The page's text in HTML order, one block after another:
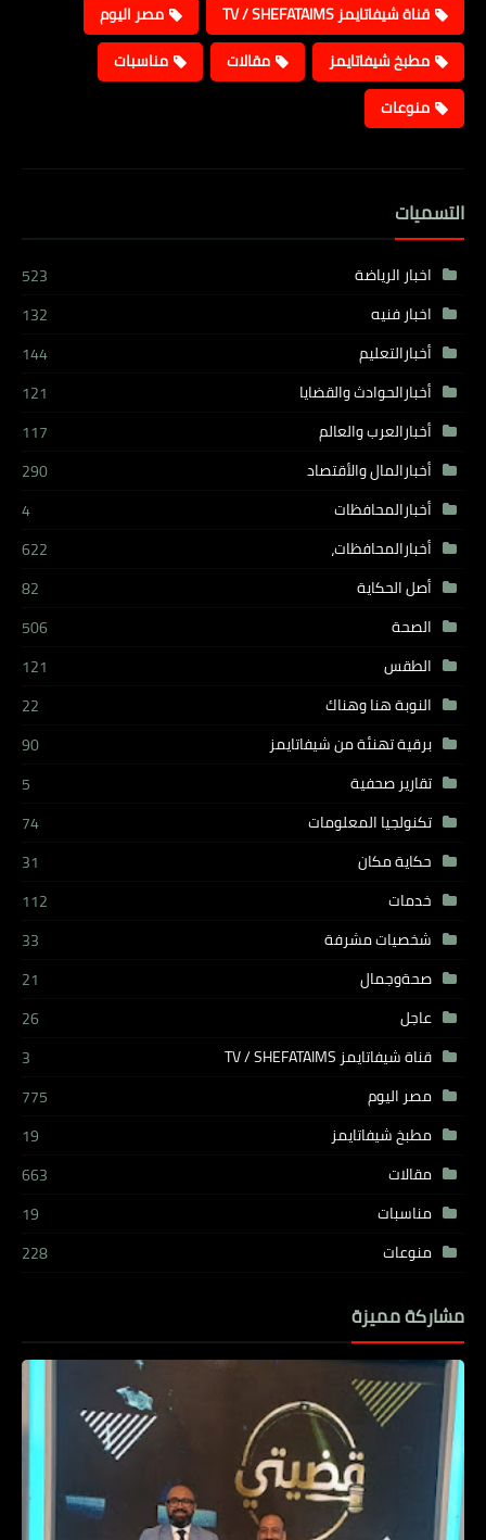
قناة شيفاتايمز TV / SHEFATAIMS
مصر اليوم
مطبخ شيفاتايمز
مقالات
مناسبات
منوعات
التسميات
اخبار الرياضة
523
اخبار فنيه
132
أخبارالتعليم
144
أخبارالحوادث والقضايا
121
أخبارالعرب والعالم
117
أخبارالمال والأقتصاد
290
أخبارالمحافظات
4
أخبارالمحافظات،
622
أصل الحكاية
82
الصحة
506
الطقس
121
النوبة هنا وهناك
22
برقية تهنئة من شيفاتايمز
90
تقارير صحفية
5
تكنولجيا المعلومات
74
حكاية مكان
31
خدمات
112
شخصيات مشرفة
33
صحةوجمال
21
عاجل
26
قناة شيفاتايمز TV / SHEFATAIMS
3
مصر اليوم
775
مطبخ شيفاتايمز
19
مقالات
663
مناسبات
19
منوعات
228
مشاركة مميزة